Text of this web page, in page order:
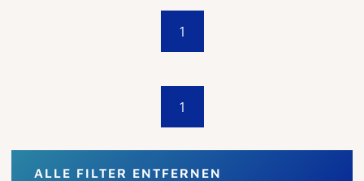
1
1
ALLE FILTER ENTFERNEN